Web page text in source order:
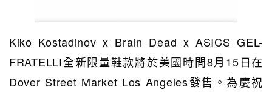
Kiko Kostadinov x Brain Dead x ASICS GEL-
FRATELLI全新限量鞋款將於美國時間8月15日在
Dover Street Market Los Angeles發售。為慶祝